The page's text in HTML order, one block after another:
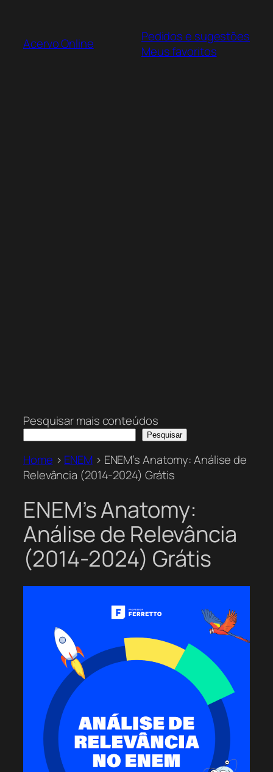
Acervo Online
Pedidos e sugestões
Meus favoritos
Pesquisar mais conteúdos
Pesquisar
Home > ENEM> ENEM’s Anatomy: Análise de
Relevância (2014-2024) Grátis
ENEM’s Anatomy:
Análise de Relevância
(2014-2024) Grátis